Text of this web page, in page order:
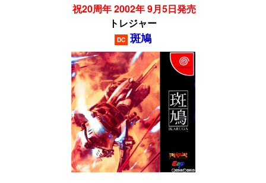
祝20周年 2002年 9月5日発売
トレジャー
DC 斑鳩